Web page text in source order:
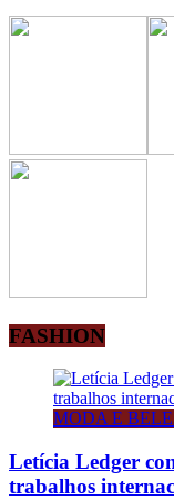
FASHION
MODA E
Letícia Ledger
trabalhos